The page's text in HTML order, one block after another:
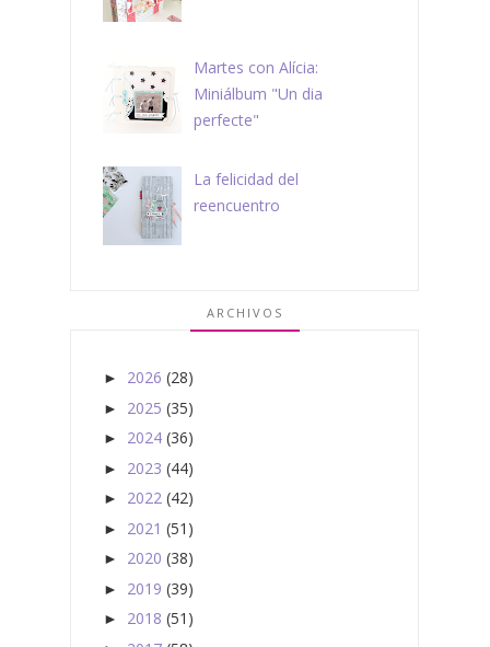
Martes con Alícia:
Miniálbum "Un dia
perfecte"
La felicidad del
reencuentro
ARCHIVOS
► 2026 (28)
► 2025 (35)
► 2024 (36)
► 2023 (44)
► 2022 (42)
► 2021 (51)
► 2020 (38)
► 2019 (39)
► 2018 (51)